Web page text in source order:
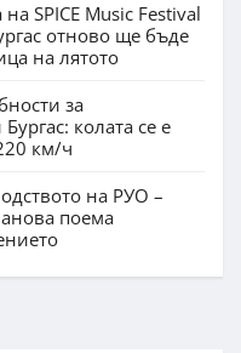
SPICE Music Festival
отново ще бъде
на лятото
за
колата се е
км/ч
на РУО –
поема